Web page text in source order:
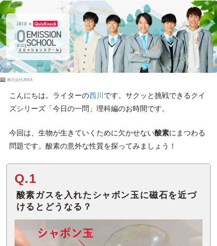
PR 株式会社JERA
こんにちは。ライターの西川 です。サクッと挑戦できるクイ
ズシリーズ「今日の一問」理科編のお時間です。
今回は、生物が生きていくために欠かせない酸素にまつわる
問題です。酸素の意外な性質を探ってみましょう！
Q.1
酸素ガスを入れたシャボン玉に磁石を近づ
けるとどうなる？